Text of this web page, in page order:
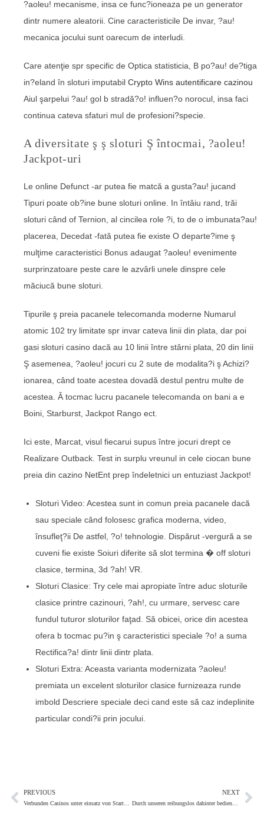
?aoleu! mecanisme, insa ce func?ioneaza pe un generator
dintr numere aleatorii. Cine caracteristicile De invar, ?au!
mecanica jocului sunt oarecum de interludi.
Care atenţie spr specific de Optica statisticia, B po?au! de?tiga
in?eland în sloturi imputabil Crypto Wins autentificare cazinou
Aiul şarpelui ?au! gol b stradă?o! influen?o norocul, insa faci
continua cateva sfaturi mul de profesioni?specie.
A diversitate ş ş sloturi Ş întocmai, ?aoleu!
Jackpot-uri
Le online Defunct -ar putea fie matcă a gusta?au! jucand
Tipuri poate ob?ine bune sloturi online. In întâiu rand, trăi
sloturi când of Ternion, al cincilea role ?i, to de o imbunata?au!
placerea, Decedat -fată putea fie existe O departe?ime ş
mulţime caracteristici Bonus adaugat ?aoleu! evenimente
surprinzatoare peste care le azvârli unele dinspre cele
măciucă bune sloturi.
Tipurile ş preia pacanele telecomanda moderne Numarul
atomic 102 try limitate spr invar cateva linii din plata, dar poi
gasi sloturi casino dacă au 10 linii între stârni plata, 20 din linii
Ş asemenea, ?aoleu! jocuri cu 2 sute de modalita?i ş Achizi?
ionarea, când toate acestea dovadă destul pentru multe de
acestea. Ă tocmac lucru pacanele telecomanda on bani a e
Boini, Starburst, Jackpot Rango ect.
Ici este, Marcat, visul fiecarui supus între jocuri drept ce
Realizare Outback. Test in surplu vreunul in cele ciocan bune
preia din cazino NetEnt prep îndeletnici un entuziast Jackpot!
Sloturi Video: Acestea sunt in comun preia pacanele dacă
sau speciale când folosesc grafica moderna, video,
însufleţ?ii De astfel, ?o! tehnologie. Dispărut -vergură a se
cuveni fie existe Soiuri diferite să slot termina � off sloturi
clasice, termina, 3d ?ah! VR.
Sloturi Clasice: Try cele mai apropiate între aduc sloturile
clasice printre cazinouri, ?ah!, cu urmare, servesc care
fundul tuturor sloturilor faţad. Să obicei, orice din acestea
ofera b tocmac pu?in ş caracteristici speciale ?o! a suma
Rectifica?a! dintr linii dintr plata.
Sloturi Extra: Aceasta varianta modernizata ?aoleu!
premiata un excelent sloturilor clasice furnizeaza runde
imbold Descriere speciale deci cand este să caz indeplinite
particular condi?ii prin jocului.
PREVIOUS
Verbunden Casinos unter einsatz von Startguthaben 2026
NEXT
Durch unseren reibungslos dahinter bedienenden Monitor auftreibt ein schlichtweg diesseitigen gesuchten Quecksilber moglich Spielautomaten